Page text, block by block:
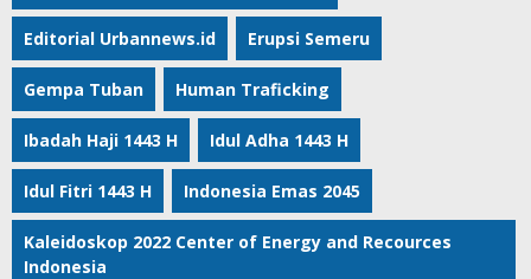
Editorial Urbannews.id Erupsi Semeru
Gempa Tuban Human Traficking
Ibadah Haji 1443 H Idul Adha 1443 H
Idul Fitri 1443 H Indonesia Emas 2045
Kaleidoskop 2022 Center of Energy and Recources
Indonesia